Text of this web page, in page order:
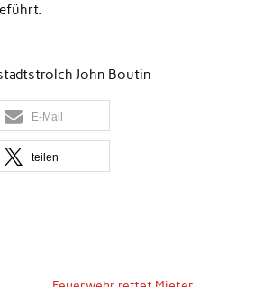
John Boutin
E-Mail
teilen